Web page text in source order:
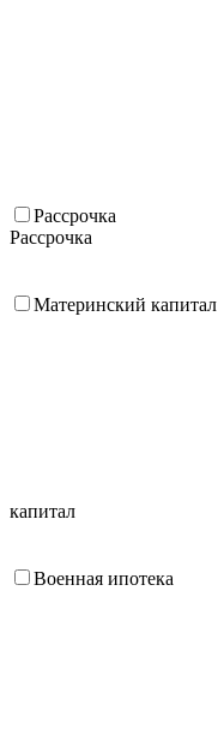
Рассрочка
Рассрочка
Материнский капитал
капитал
Военная ипотека